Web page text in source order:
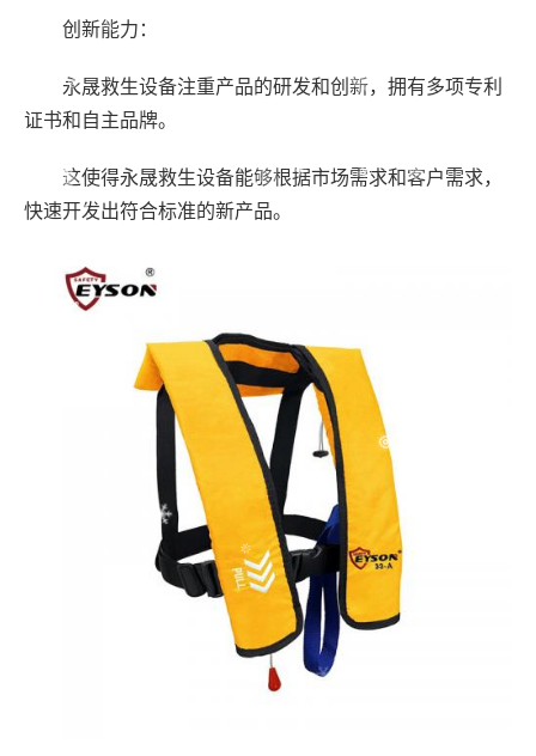
创新能力：
永晟救生设备注重产品的研发和创新，拥有多项专利
证书和自主品牌。
这使得永晟救生设备能够根据市场需求和客户需求，
快速开发出符合标准的新产品。